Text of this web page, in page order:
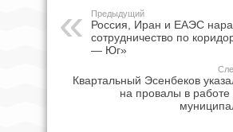
Предыдущий
Россия, Иран и ЕАЭС
сотрудничество по
— Юг»
Квартальный Эсенбеков
на провалы в